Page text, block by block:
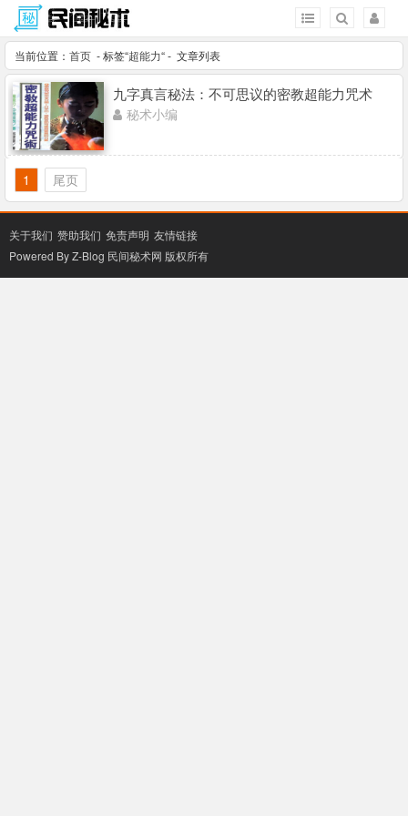
当前位置： 首页 - 标签“超能力“ - 文章列表
九字真言秘法：不可思议的密教超能力咒术
秘术小编
1 尾页
关于我们 赞助我们 免责声明 友情链接
Powered By Z-Blog 民间秘术网 版权所有